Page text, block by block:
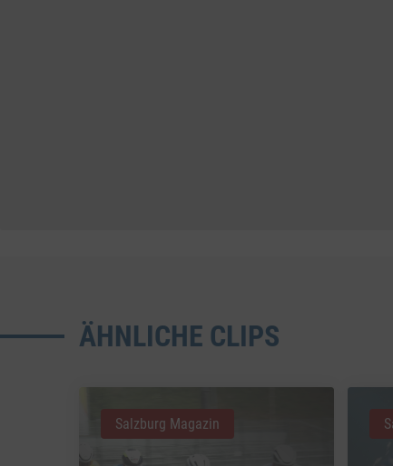
ÄHNLICHE CLIPS
Salzburg Magazin